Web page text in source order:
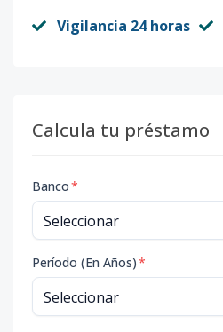
Vigilancia 24 horas
Calcula tu préstamo
Banco*
Período (En Años)*